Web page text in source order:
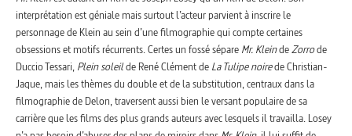
interprétation est géniale mais surtout l’acteur parvient à inscrire le
personnage de Klein au sein d’une filmographie qui compte certaines
obsessions et motifs récurrents. Certes un fossé sépare Mr. KleindeZorrode
Duccio Tessari, Plein soleilde René Clément de La Tulipe noirede Christian-
Jaque, mais les thèmes du double et de la substitution, centraux dans la
filmographie de Delon, traversent aussi bien le versant populaire de sa
carrière que les films des plus grands auteurs avec lesquels il travailla. Losey